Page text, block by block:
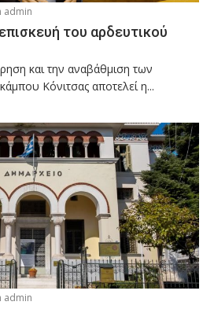
admin
του αρδευτικού
και την αναβάθμιση των
Κόνιτσας αποτελεί η...
admin